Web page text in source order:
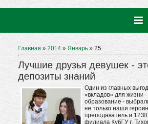
Главная »2014 » Январь » 25
Лучшие друзья девушек -
депозиты знаний
Один из главных
«вкладов» для жизни -
образование -
не только наши
преподаватель и
филиала КубГУ г.